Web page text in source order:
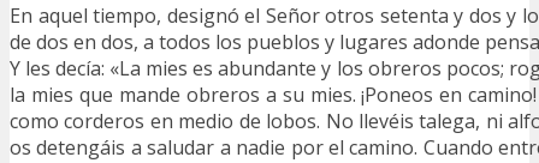
En aquel tiempo, designó el Señor otros setenta y dos y
de dos en dos, a todos los pueblos y lugares adonde
Y les decía: «La mies es abundante y los obreros pocos;
la mies que mande obreros a su mies. ¡Poneos en
como corderos en medio de lobos. No llevéis talega, ni
os detengáis a saludar a nadie por el camino. Cuando